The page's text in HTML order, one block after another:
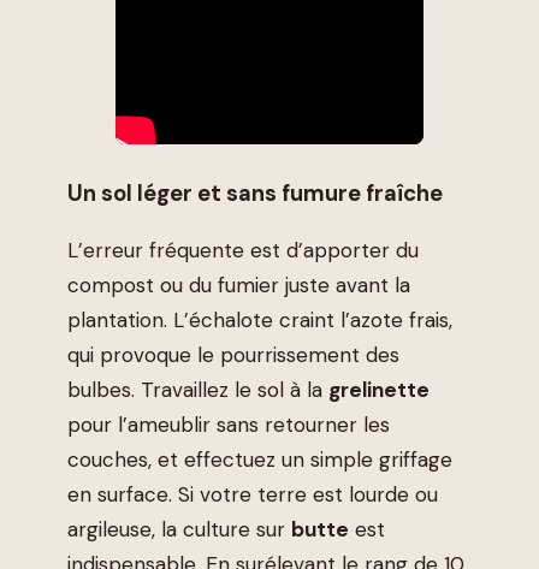
Un sol léger et sans fumure fraîche
L’erreur fréquente est d’apporter du
compost ou du fumier juste avant la
plantation. L’échalote craint l’azote frais,
qui provoque le pourrissement des
bulbes. Travaillez le sol à la grelinette
pour l’ameublir sans retourner les
couches, et effectuez un simple griffage
en surface. Si votre terre est lourde ou
argileuse, la culture sur butte est